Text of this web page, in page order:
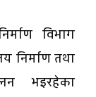
विभाग
निर्माण तथा
भइरहेका